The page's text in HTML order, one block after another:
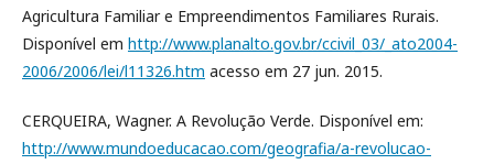
Agricultura Familiar e Empreendimentos Familiares Rurais.
Disponível em http://www.planalto.gov.br/ccivil_03/_ato2004-
2006/2006/lei/l11326.htm acesso em 27 jun. 2015.
CERQUEIRA, Wagner. A Revolução Verde. Disponível em:
http://www.mundoeducacao.com/geografia/a-revolucao-